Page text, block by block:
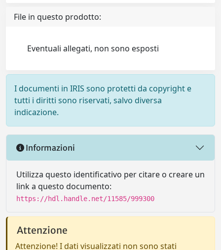
File in questo prodotto:
Eventuali allegati, non sono esposti
I documenti in IRIS sono protetti da copyright e
tutti i diritti sono riservati, salvo diversa
indicazione.
Informazioni
Utilizza questo identificativo per citare o creare un
link a questo documento:
https://hdl.handle.net/11585/999300
Attenzione
Attenzione! I dati visualizzati non sono stati